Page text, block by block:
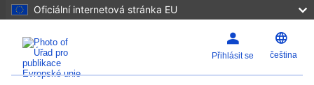
Oficiální internetová stránka EU
Přihlásit se čeština